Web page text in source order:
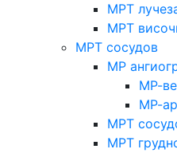
МРТ
МРТ
МРТ сосудов
МР
МР-
МР-
МРТ
МРТ